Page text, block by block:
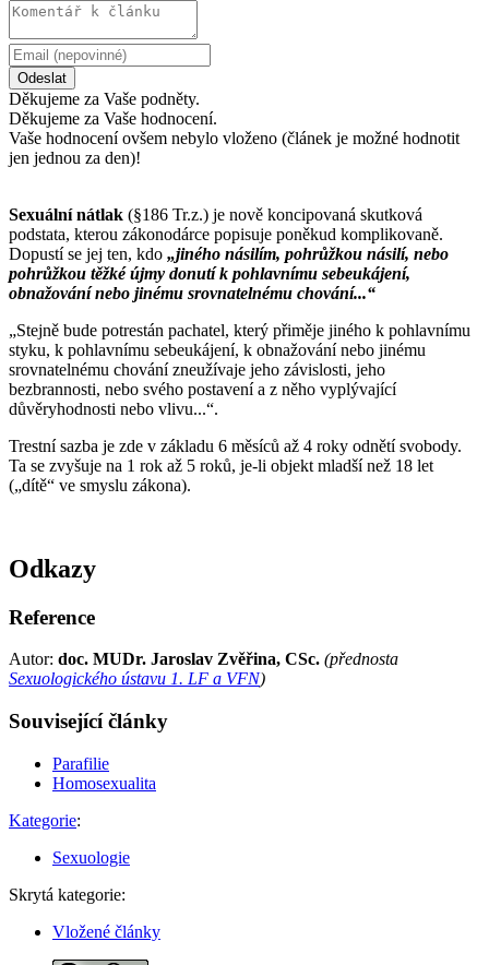
Odeslat
Děkujeme za Vaše podněty.
Děkujeme za Vaše hodnocení.
Vaše hodnocení ovšem nebylo vloženo (článek je možné hodnotit
jen jednou za den)!
Sexuální nátlak (§186 Tr.z.) je nově koncipovaná skutková
podstata, kterou zákonodárce popisuje poněkud komplikovaně.
Dopustí se jej ten, kdo „jiného násilím, pohrůžkou násilí, nebo
pohrůžkou těžké újmy donutí k pohlavnímu sebeukájení,
obnažování nebo jinému srovnatelnému chování...“
„Stejně bude potrestán pachatel, který přiměje jiného k pohlavnímu
styku, k pohlavnímu sebeukájení, k obnažování nebo jinému
srovnatelnému chování zneužívaje jeho závislosti, jeho
bezbrannosti, nebo svého postavení a z něho vyplývající
důvěryhodnosti nebo vlivu...“.
Trestní sazba je zde v základu 6 měsíců až 4 roky odnětí svobody.
Ta se zvyšuje na 1 rok až 5 roků, je-li objekt mladší než 18 let
(„dítě“ ve smyslu zákona).
Odkazy
Reference
Autor: doc. MUDr. Jaroslav Zvěřina, CSc. (přednosta
Sexuologického ústavu 1. LF a VFN)
Související články
Parafilie
Homosexualita
Kategorie:
Sexuologie
Skrytá kategorie:
Vložené články